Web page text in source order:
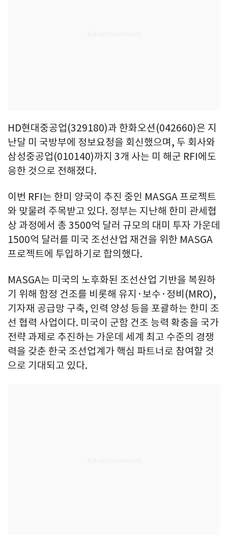
HD현대중공업(329180)과 한화오션(042660)은 지
난달 미 국방부에 정보요청을 회신했으며, 두 회사와
삼성중공업(010140)까지 3개 사는 미 해군 RFI에도
응한 것으로 전해졌다.
이번 RFI는 한미 양국이 추진 중인 MASGA 프로젝트
와 맞물려 주목받고 있다. 정부는 지난해 한미 관세협
상 과정에서 총 3500억 달러 규모의 대미 투자 가운데
1500억 달러를 미국 조선산업 재건을 위한 MASGA
프로젝트에 투입하기로 합의했다.
MASGA는 미국의 노후화된 조선산업 기반을 복원하
기 위해 함정 건조를 비롯해 유지·보수·정비(MRO),
기자재 공급망 구축, 인력 양성 등을 포괄하는 한미 조
선 협력 사업이다. 미국이 군함 건조 능력 확충을 국가
전략 과제로 추진하는 가운데 세계 최고 수준의 경쟁
력을 갖춘 한국 조선업계가 핵심 파트너로 참여할 것
으로 기대되고 있다.